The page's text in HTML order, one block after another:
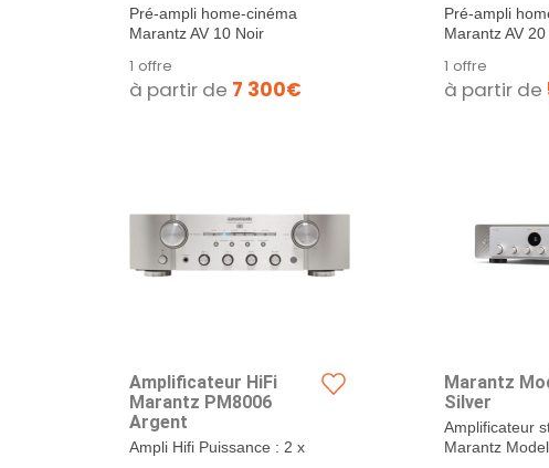
Pré-ampli home-cinéma
Marantz AV 10 Noir
1 offre
à partir de 7 300€
Pré-ampli
Marantz AV
1 offre
à partir de
Amplificateur HiFi
Marantz PM8006
Argent
Ampli Hifi Puissance : 2 x
Marantz
Silver
Amplificateur
Marantz